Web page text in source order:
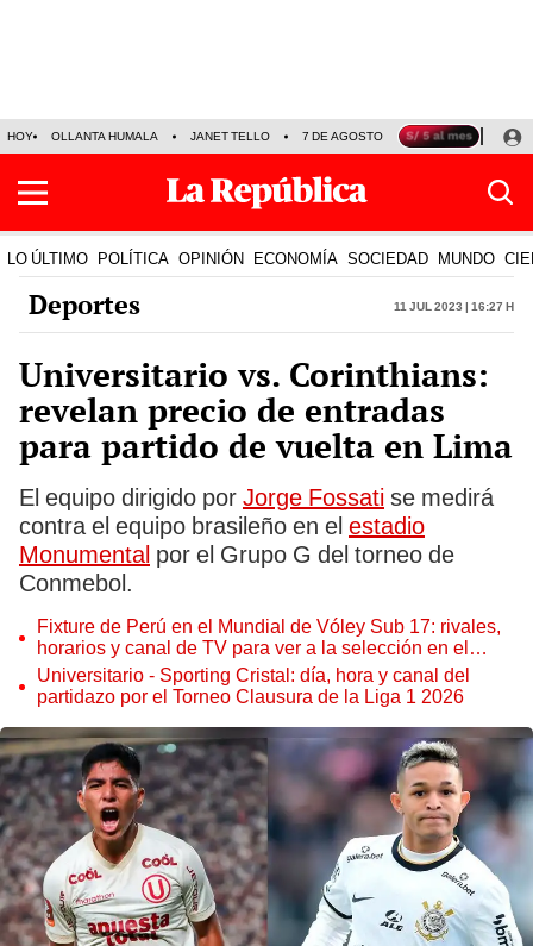
HOY OLLANTA HUMALA JANET TELLO 7 DE AGOSTO TINKA RESULTADOS
LO ÚLTIMO POLÍTICA OPINIÓN ECONOMÍA SOCIEDAD MUNDO
Deportes 11 Jul 2023 | 16:27 h
Universitario vs. Corinthians:
revelan precio de entradas
para partido de vuelta en Lima
El equipo dirigido por Jorge Fossati se medirá
contra el equipo brasileño en el estadio
Monumental por el Grupo G del torneo de
Conmebol.
Fixture de Perú en el Mundial de Vóley Sub 17: rivales,
horarios y canal de TV para ver a la selección en el
torneo
Universitario - Sporting Cristal: día, hora y canal del
partidazo por el Torneo Clausura de la Liga 1 2026